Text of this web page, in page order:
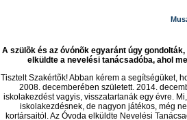
A szülõk és az óvónõk egyaránt úgy
elküldte a nevelési tanácsadóba, ahol
Tisztelt Szakértõk! Abban kérem a segítségüket,
2008. decemberében született. 2014.
iskolakezdést vagyis, visszatartanák egy évre.
iskolakezdésnek, de nagyon játékos, még
kortársaitól. Az Óvoda elküldte Nevelési